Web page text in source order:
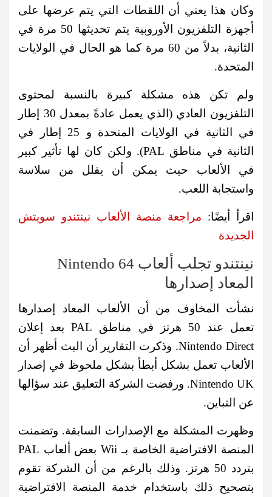
وكان هذا يعني أن اللقطات التي يتم عرضها على
أجهزة التلفزيون الأوروبية يتم تحديثها 50 مرة في
الثانية، بدلاً من 60 مرة كما هو الحال في الولايات
المتحدة.
ولم تكن هذه مشكلة كبيرة بالنسبة لمحتوى
التلفزيون العادي (الذي يعمل عادةً بمعدل 30 إطار
في الثانية في الولايات المتحدة و 25 إطار في
الثانية في مناطق PAL). ولكن كان لها تأثير كبير
في الألعاب حيث يمكن أن يقلل من سلاسة
واستجابة اللعب.
اقرأ أيضًا: مراجعة منصة الألعاب نينتندو سويتش
الجديدة
نينتندو تجلب ألعاب Nintendo 64
المعاد إصدارها
نشأت المخاوف من أن الألعاب المعاد إصدارها
تعمل عند 50 هرتز في مناطق PAL بعد إعلان
Nintendo Direct. وذكرت التقارير أن البث أظهر أن
الألعاب تعمل بشكل أبطأ بشكل ملحوظ في إصدار
Nintendo UK. ورفضت الشركة التعليق عند سؤالها
عن التباين.
وظهرت المشكلة مع الإصدارات السابقة. وتضمنت
المنصة الافتراضية الخاصة بـ Wii بعض ألعاب PAL
بتردد 50 هرتز. وذلك بالرغم من أن الشركة تقوم
بتصحيح ذلك باستخدام خدمة المنصة الافتراضية